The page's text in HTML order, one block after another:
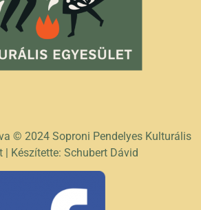
© 2024 Soproni Pendelyes Kulturális
| Készítette: Schubert Dávid